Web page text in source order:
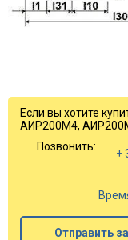
Если вы хотите
АИР200М4,
Позвонить:
+
Отправить